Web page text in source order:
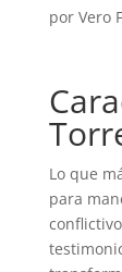
por Vero
Lo que
para